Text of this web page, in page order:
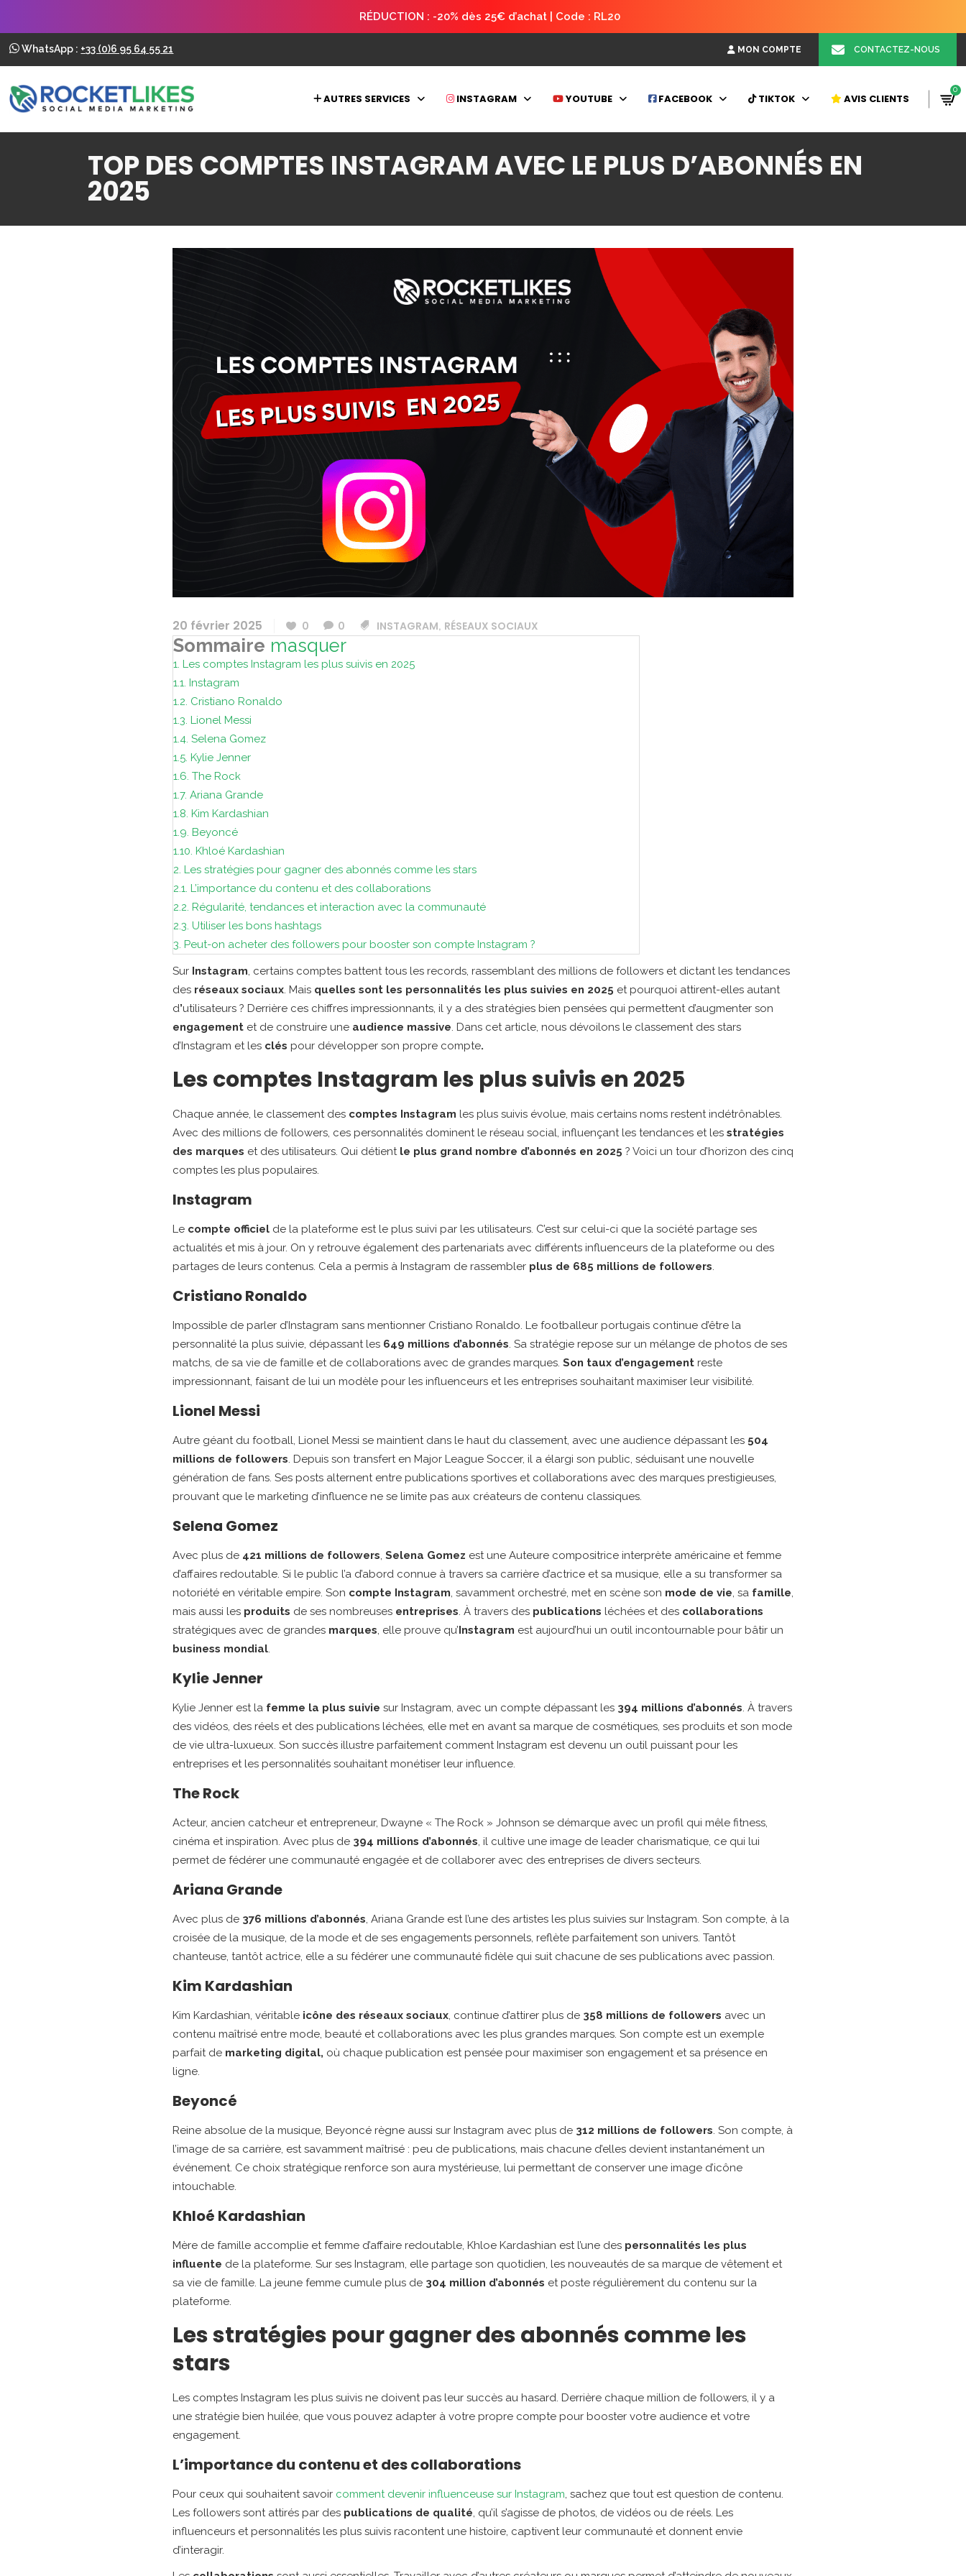
RÉDUCTION : -20% dès 25€ d’achat | Code : RL20
WhatsApp : +33 (0)6 95 64 55 21 MON COMPTE CONTACTEZ-NOUS
AUTRES SERVICES INSTAGRAM YOUTUBE FACEBOOK TIKTOK AVIS CLIENTS
0
TOP DES COMPTES INSTAGRAM AVEC LE PLUS D’ABONNÉS EN
2025
20 février 2025 0 0 INSTAGRAM, RÉSEAUX SOCIAUX
Sommaire masquer
1. Les comptes Instagram les plus suivis en 2025
1.1. Instagram
1.2. Cristiano Ronaldo
1.3. Lionel Messi
1.4. Selena Gomez
1.5. Kylie Jenner
1.6. The Rock
1.7. Ariana Grande
1.8. Kim Kardashian
1.9. Beyoncé
1.10. Khloé Kardashian
2. Les stratégies pour gagner des abonnés comme les stars
2.1. L’importance du contenu et des collaborations
2.2. Régularité, tendances et interaction avec la communauté
2.3. Utiliser les bons hashtags
3. Peut-on acheter des followers pour booster son compte Instagram ?
Sur Instagram, certains comptes battent tous les records, rassemblant des millions de followers et dictant les tendances
des réseaux sociaux. Mais quelles sont les personnalités les plus suivies en 2025 et pourquoi attirent-elles autant
d’utilisateurs ? Derrière ces chiffres impressionnants, il y a des stratégies bien pensées qui permettent d’augmenter son
engagement et de construire une audience massive. Dans cet article, nous dévoilons le classement des stars
d’Instagram et les clés pour développer son propre compte.
Les comptes Instagram les plus suivis en 2025
Chaque année, le classement des comptes Instagram les plus suivis évolue, mais certains noms restent indétrônables.
Avec des millions de followers, ces personnalités dominent le réseau social, influençant les tendances et les stratégies
des marques et des utilisateurs. Qui détient le plus grand nombre d’abonnés en 2025 ? Voici un tour d’horizon des cinq
comptes les plus populaires.
Instagram
Le compte officiel de la plateforme est le plus suivi par les utilisateurs. C’est sur celui-ci que la société partage ses
actualités et mis à jour. On y retrouve également des partenariats avec différents influenceurs de la plateforme ou des
partages de leurs contenus. Cela a permis à Instagram de rassembler plus de 685 millions de followers.
Cristiano Ronaldo
Impossible de parler d’Instagram sans mentionner Cristiano Ronaldo. Le footballeur portugais continue d’être la
personnalité la plus suivie, dépassant les 649 millions d’abonnés. Sa stratégie repose sur un mélange de photos de ses
matchs, de sa vie de famille et de collaborations avec de grandes marques. Son taux d’engagement reste
impressionnant, faisant de lui un modèle pour les influenceurs et les entreprises souhaitant maximiser leur visibilité.
Lionel Messi
Autre géant du football, Lionel Messi se maintient dans le haut du classement, avec une audience dépassant les 504
millions de followers. Depuis son transfert en Major League Soccer, il a élargi son public, séduisant une nouvelle
génération de fans. Ses posts alternent entre publications sportives et collaborations avec des marques prestigieuses,
prouvant que le marketing d’influence ne se limite pas aux créateurs de contenu classiques.
Selena Gomez
Avec plus de 421 millions de followers, Selena Gomez est une Auteure compositrice interprète américaine et femme
d’affaires redoutable. Si le public l’a d’abord connue à travers sa carrière d’actrice et sa musique, elle a su transformer sa
notoriété en véritable empire. Son compte Instagram, savamment orchestré, met en scène son mode de vie, sa famille,
mais aussi les produits de ses nombreuses entreprises. À travers des publications léchées et des collaborations
stratégiques avec de grandes marques, elle prouve qu’Instagram est aujourd’hui un outil incontournable pour bâtir un
business mondial.
Kylie Jenner
Kylie Jenner est la femme la plus suivie sur Instagram, avec un compte dépassant les 394 millions d’abonnés. À travers
des vidéos, des réels et des publications léchées, elle met en avant sa marque de cosmétiques, ses produits et son mode
de vie ultra-luxueux. Son succès illustre parfaitement comment Instagram est devenu un outil puissant pour les
entreprises et les personnalités souhaitant monétiser leur influence.
The Rock
Acteur, ancien catcheur et entrepreneur, Dwayne « The Rock » Johnson se démarque avec un profil qui mêle fitness,
cinéma et inspiration. Avec plus de 394 millions d’abonnés, il cultive une image de leader charismatique, ce qui lui
permet de fédérer une communauté engagée et de collaborer avec des entreprises de divers secteurs.
Ariana Grande
Avec plus de 376 millions d’abonnés, Ariana Grande est l’une des artistes les plus suivies sur Instagram. Son compte, à la
croisée de la musique, de la mode et de ses engagements personnels, reflète parfaitement son univers. Tantôt
chanteuse, tantôt actrice, elle a su fédérer une communauté fidèle qui suit chacune de ses publications avec passion.
Kim Kardashian
Kim Kardashian, véritable icône des réseaux sociaux, continue d’attirer plus de 358 millions de followers avec un
contenu maîtrisé entre mode, beauté et collaborations avec les plus grandes marques. Son compte est un exemple
parfait de marketing digital, où chaque publication est pensée pour maximiser son engagement et sa présence en
ligne.
Beyoncé
Reine absolue de la musique, Beyoncé règne aussi sur Instagram avec plus de 312 millions de followers. Son compte, à
l’image de sa carrière, est savamment maîtrisé : peu de publications, mais chacune d’elles devient instantanément un
événement. Ce choix stratégique renforce son aura mystérieuse, lui permettant de conserver une image d’icône
intouchable.
Khloé Kardashian
Mère de famille accomplie et femme d’affaire redoutable, Khloe Kardashian est l’une des personnalités les plus
influente de la plateforme. Sur ses Instagram, elle partage son quotidien, les nouveautés de sa marque de vêtement et
sa vie de famille. La jeune femme cumule plus de 304 million d’abonnés et poste régulièrement du contenu sur la
plateforme.
Les stratégies pour gagner des abonnés comme les
stars
Les comptes Instagram les plus suivis ne doivent pas leur succès au hasard. Derrière chaque million de followers, il y a
une stratégie bien huilée, que vous pouvez adapter à votre propre compte pour booster votre audience et votre
engagement.
L’importance du contenu et des collaborations
Pour ceux qui souhaitent savoir comment devenir influenceuse sur Instagram, sachez que tout est question de contenu.
Les followers sont attirés par des publications de qualité, qu’il s’agisse de photos, de vidéos ou de réels. Les
influenceurs et personnalités les plus suivis racontent une histoire, captivent leur communauté et donnent envie
d’interagir.